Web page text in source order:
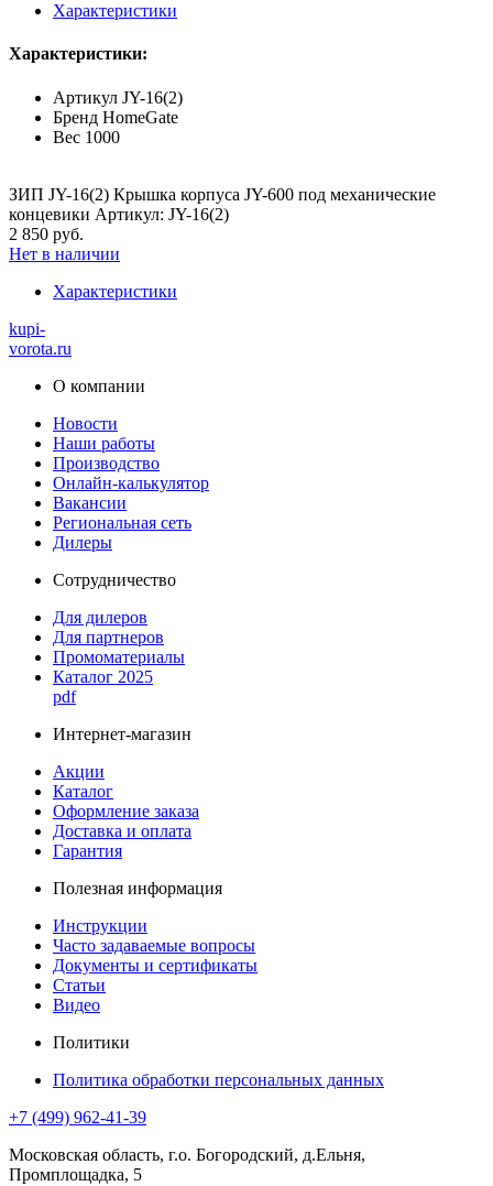
Характеристики
Характеристики:
Артикул JY-16(2)
Бренд HomeGate
Вес 1000
ЗИП JY-16(2) Крышка корпуса JY-600 под механические
концевики Артикул: JY-16(2)
2 850 руб.
Нет в наличии
Характеристики
kupi-
vorota.ru
О компании
Новости
Наши работы
Производство
Онлайн-калькулятор
Вакансии
Региональная сеть
Дилеры
Сотрудничество
Для дилеров
Для партнеров
Промоматериалы
Каталог 2025
pdf
Интернет-магазин
Акции
Каталог
Оформление заказа
Доставка и оплата
Гарантия
Полезная информация
Инструкции
Часто задаваемые вопросы
Документы и сертификаты
Статьи
Видео
Политики
Политика обработки персональных данных
+7 (499) 962-41-39
Московская область, г.о. Богородский, д.Ельня,
Промплощадка, 5